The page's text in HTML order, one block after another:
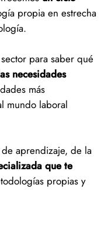
propia en estrecha
para saber qué
necesidades
más
mundo laboral
aprendizaje, de la
que te
propias y